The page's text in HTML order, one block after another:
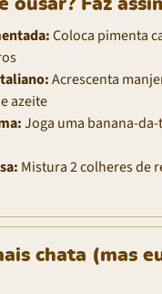
ousar? Faz
Coloca pimenta
Acrescenta
azeite
Joga uma banana-
Mistura 2 colheres de
chata (mas